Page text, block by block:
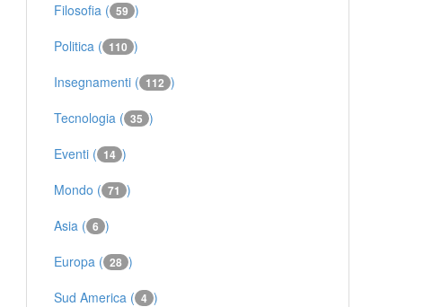
Filosofia ( 59 )
Politica ( 110 )
Insegnamenti ( 112 )
Tecnologia ( 35 )
Eventi ( 14 )
Mondo ( 71 )
Asia ( 6 )
Europa ( 28 )
Sud America ( 4 )